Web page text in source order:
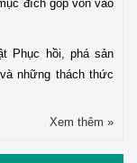
đích góp vốn vào
Phục hồi, phá sản
những thách thức
Xem thêm »